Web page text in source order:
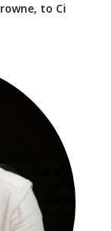
to Ci